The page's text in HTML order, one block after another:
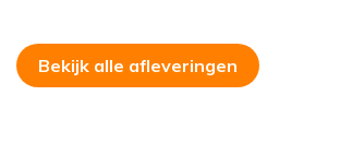
Bekijk alle afleveringen